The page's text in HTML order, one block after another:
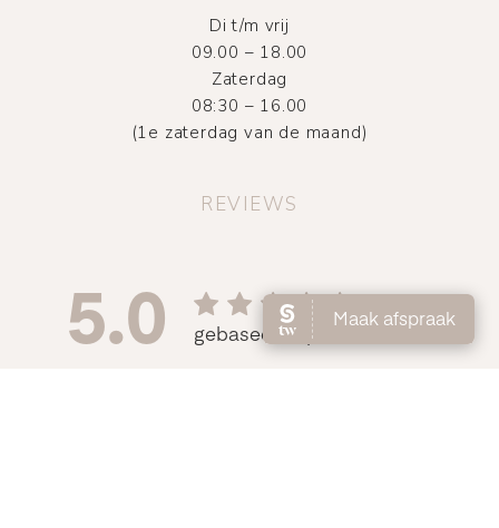
Di t/m vrij
09.00 – 18.00
Zaterdag
08:30 – 16.00
(1e zaterdag van de maand)
REVIEWS